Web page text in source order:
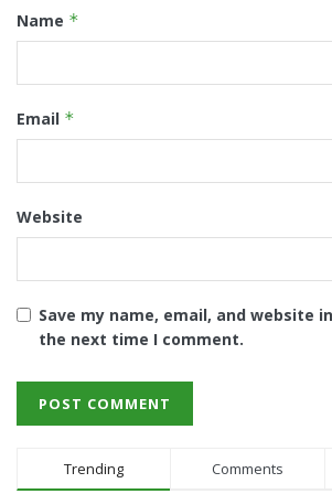
Name *
Email *
Website
Save my name, email, and website
the next time I comment.
Trending Comments